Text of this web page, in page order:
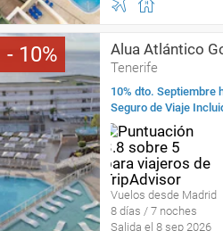
10 Alua Atlántico
Tenerife
10% dto. Septiembre
Seguro de Viaje
Vuelos desde Madrid
8 días / 7 noches
Salida el 8 sep 2026